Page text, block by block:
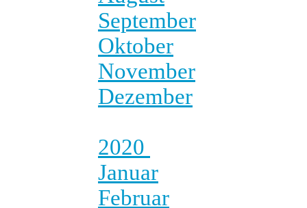
September
Oktober
November
Dezember
2020
Januar
Februar